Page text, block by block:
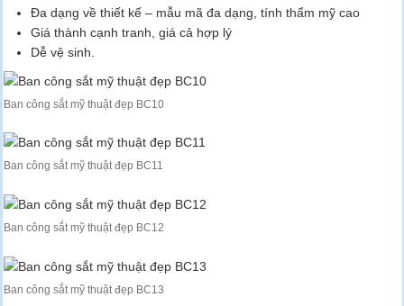
Đa dạng về thiết kế – mẫu mã đa dạng, tính thẩm mỹ cao
Giá thành cạnh tranh, giá cả hợp lý
Dễ vệ sinh.
Ban công sắt mỹ thuật đẹp BC10
Ban công sắt mỹ thuật đẹp BC11
Ban công sắt mỹ thuật đẹp BC12
Ban công sắt mỹ thuật đẹp BC13